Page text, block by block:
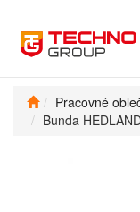
Pracovné
Bunda